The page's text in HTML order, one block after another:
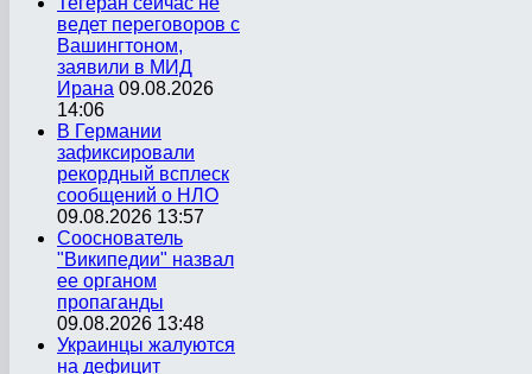
ведет переговоров с
Вашингтоном,
заявили в МИД
Ирана 09.08.2026
14:06
В Германии
зафиксировали
рекордный всплеск
сообщений о НЛО
09.08.2026 13:57
Сооснователь
"Википедии" назвал
ее органом
пропаганды
09.08.2026 13:48
Украинцы жалуются
на дефицит